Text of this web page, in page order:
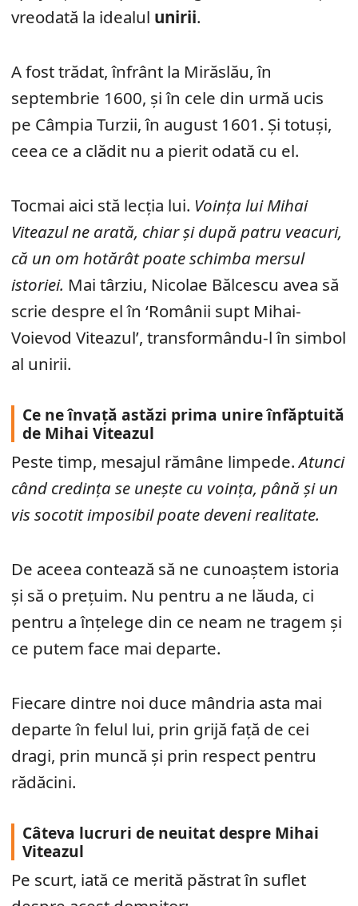
vreodată la idealul unirii.
A fost trădat, înfrânt la Mirăslău, în
septembrie 1600, și în cele din urmă ucis
pe Câmpia Turzii, în august 1601. Și totuși,
ceea ce a clădit nu a pierit odată cu el.
Tocmai aici stă lecția lui. Voința lui Mihai
Viteazul ne arată, chiar și după patru veacuri,
că un om hotărât poate schimba mersul
istoriei. Mai târziu, Nicolae Bălcescu avea să
scrie despre el în ‘Românii supt Mihai-
Voievod Viteazul’, transformându-l în simbol
al unirii.
Ce ne învață astăzi prima unire înfăptuită
de Mihai Viteazul
Peste timp, mesajul rămâne limpede.Atunci
când credința se unește cu voința, până și un
vis socotit imposibil poate deveni realitate.
De aceea contează să ne cunoaștem istoria
și să o prețuim. Nu pentru a ne lăuda, ci
pentru a înțelege din ce neam ne tragem și
ce putem face mai departe.
Fiecare dintre noi duce mândria asta mai
departe în felul lui, prin grijă față de cei
dragi, prin muncă și prin respect pentru
rădăcini.
Câteva lucruri de neuitat despre Mihai
Viteazul
Pe scurt, iată ce merită păstrat în suflet